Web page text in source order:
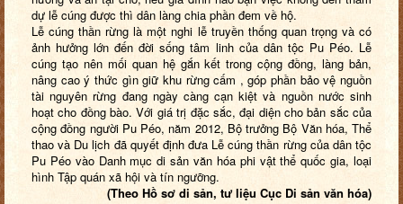
dự lễ cúng được thì dân làng chia phần đem về hộ.
Lễ cúng thần rừng là một nghi lễ truyền thống quan trọng và có
ảnh hưởng lớn đến đời sống tâm linh của dân tộc Pu Péo. Lễ
cúng tạo nên mối quan hệ gắn kết trong cộng đồng, làng bản,
nâng cao ý thức gìn giữ khu rừng cấm , góp phần bảo vệ nguồn
tài nguyên rừng đang ngày càng cạn kiệt và nguồn nước sinh
hoạt cho đồng bào. Với giá trị đặc sắc, đại diện cho bản sắc của
cộng đồng người Pu Péo, năm 2012, Bộ trưởng Bộ Văn hóa, Thể
thao và Du lịch đã quyết định đưa Lễ cúng thần rừng của dân tộc
Pu Péo vào Danh mục di sản văn hóa phi vật thể quốc gia, loại
hình Tập quán xã hội và tín ngưỡng.
(Theo Hồ sơ di sản, tư liệu Cục Di sản văn hóa)